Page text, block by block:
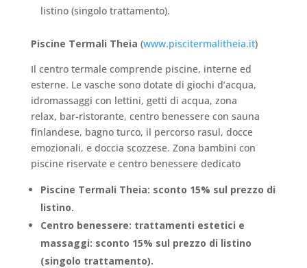
listino (singolo trattamento).
Piscine Termali Theia (www.piscitermalitheia.it)
Il centro termale comprende piscine, interne ed
esterne. Le vasche sono dotate di giochi d’acqua,
idromassaggi con lettini, getti di acqua, zona
relax, bar-ristorante, centro benessere con sauna
finlandese, bagno turco, il percorso rasul, docce
emozionali, e doccia scozzese. Zona bambini con
piscine riservate e centro benessere dedicato
Piscine Termali Theia: sconto 15% sul prezzo di
listino.
Centro benessere: trattamenti estetici e
massaggi: sconto 15% sul prezzo di listino
(singolo trattamento).